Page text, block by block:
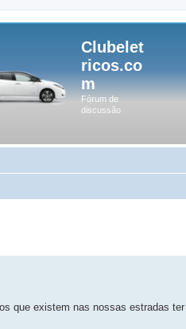
Clubelet
ricos.co
m
Fórum de
discussão
que existem nas nossas estradas